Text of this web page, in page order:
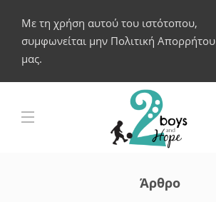
Με τη χρήση αυτού του ιστότοπου,
συμφωνείται μην Πολιτική Απορρήτου
μας.
Άρθρο